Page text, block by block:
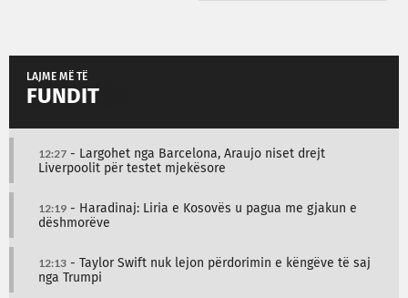
LAJME MË TË
FUNDIT
12:27 - Largohet nga Barcelona, Araujo niset drejt
Liverpoolit për testet mjekësore
12:19 - Haradinaj: Liria e Kosovës u pagua me gjakun e
dëshmorëve
12:13 - Taylor Swift nuk lejon përdorimin e këngëve të saj
nga Trumpi